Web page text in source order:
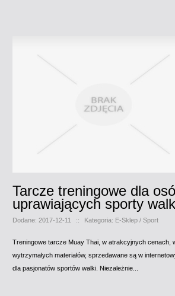
Tarcze treningowe dla
uprawiających sporty
Dodane: 2017-12-11 :: Kategoria: E-Sklep / Sport
Treningowe tarcze Muay Thai, w atrakcyjnych cenach,
wytrzymałych materiałów, sprzedawane są w
dla pasjonatów sportów walki. Niezależnie...